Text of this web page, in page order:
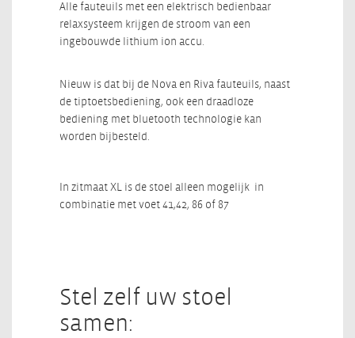
Alle fauteuils met een elektrisch bedienbaar
relaxsysteem krijgen de stroom van een
ingebouwde lithium ion accu.
Nieuw is dat bij de Nova en Riva fauteuils, naast
de tiptoetsbediening, ook een draadloze
bediening met bluetooth technologie kan
worden bijbesteld.
In zitmaat XL is de stoel alleen mogelijk in
combinatie met voet 41,42, 86 of 87
Stel zelf uw stoel
samen: